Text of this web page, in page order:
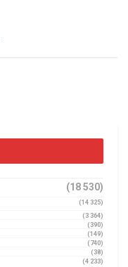
(18 530)
(14 325)
(3 364)
(390)
(149)
(740)
(38)
(4 233)